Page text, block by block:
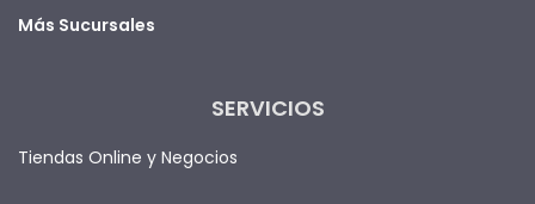
Más Sucursales
SERVICIOS
Tiendas Online y Negocios